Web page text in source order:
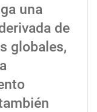
una
de
globales,